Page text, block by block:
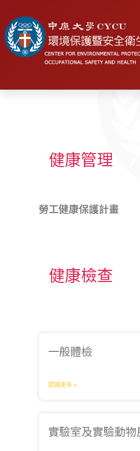
健康管理
勞工健康保護計畫
健康檢查
一般體檢
閱讀更多 »
實驗室及實驗動